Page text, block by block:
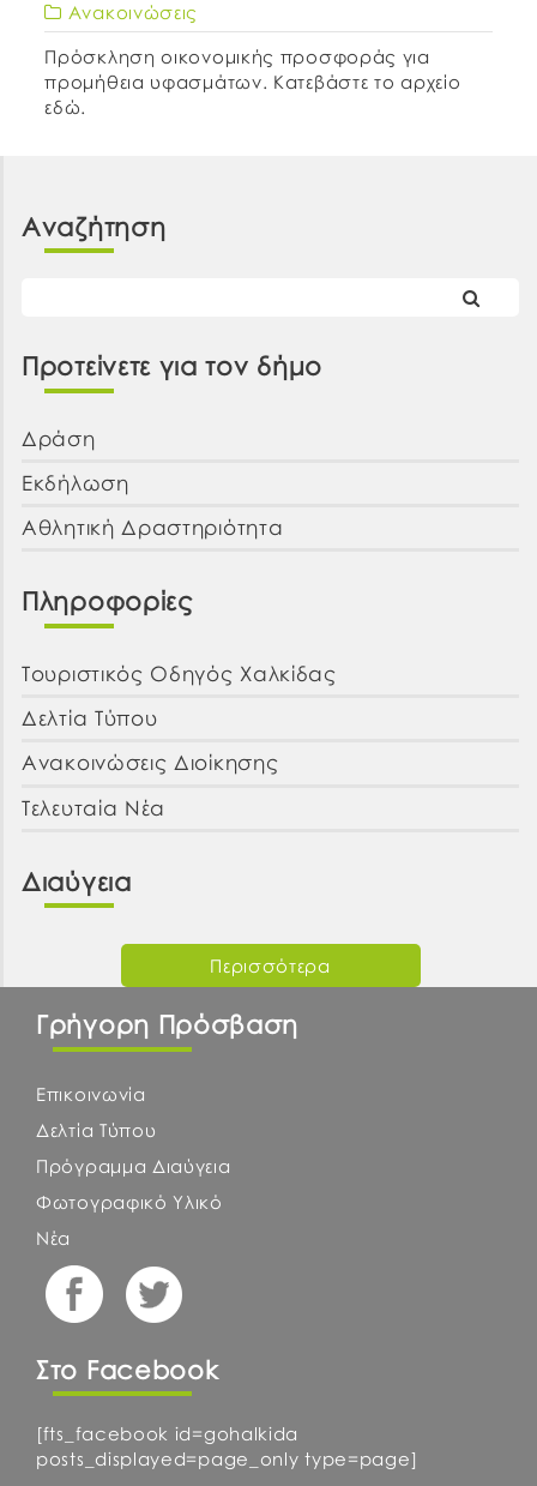
Ανακοινώσεις
Πρόσκληση οικονομικής προσφοράς για
προμήθεια υφασμάτων. Κατεβάστε το αρχείο
εδώ.
Αναζήτηση
Προτείνετε για τον δήμο
Δράση
Εκδήλωση
Αθλητική Δραστηριότητα
Πληροφορίες
Τουριστικός Οδηγός Χαλκίδας
Δελτία Τύπου
Ανακοινώσεις Διοίκησης
Τελευταία Νέα
Διαύγεια
Περισσότερα
Γρήγορη Πρόσβαση
Επικοινωνία
Δελτία Τύπου
Πρόγραμμα Διαύγεια
Φωτογραφικό Υλικό
Νέα
Στο Facebook
[fts_facebook id=gohalkida
posts_displayed=page_only type=page]